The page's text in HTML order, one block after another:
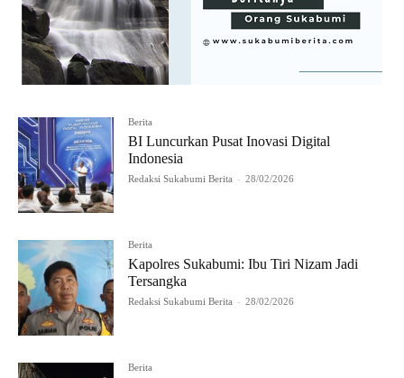
Berita
BI Luncurkan Pusat Inovasi Digital
Indonesia
Redaksi Sukabumi Berita - 28/02/2026
Berita
Kapolres Sukabumi: Ibu Tiri Nizam Jadi
Tersangka
Redaksi Sukabumi Berita - 28/02/2026
Berita